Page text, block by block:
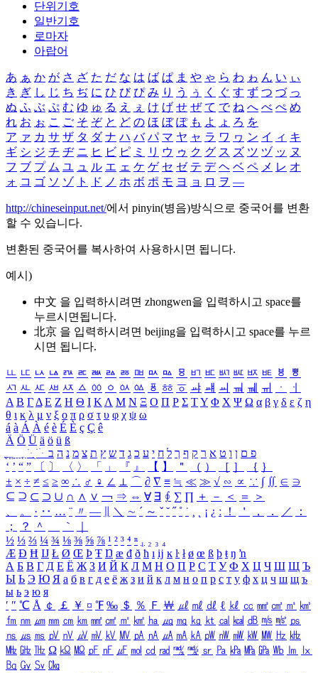
단위기호
일반기호
로마자
아랍어
あ ぁ か が さ ざ た だ な は ば ぱ ま や ゃ ら わ ゎ ん い ぃ
き ぎ し じ ち ぢ に ひ び ぴ み り う ぅ く ぐ す ず つ づ っ
ぬ ふ ぶ ぷ む ゆ ゅ る え ぇ け げ せ ぜ て で ね へ べ ぺ め
れ お ぉ こ ご そ ぞ と ど の ほ ぼ ぽ も よ ょ ろ を
ア ァ カ サ ザ タ ダ ナ ハ バ パ マ ヤ ャ ラ ワ ヮ ン イ ィ キ
ギ シ ジ チ ヂ ニ ヒ ビ ピ ミ リ ウ ゥ ク グ ス ズ ツ ヅ ッ ヌ
フ ブ プ ム ユ ュ ル エ ェ ケ ゲ セ ゼ テ デ ヘ ベ ペ メ レ オ
ォ コ ゴ ソ ゾ ト ド ノ ホ ボ ポ モ ヨ ョ ロ ヲ ―
http://chineseinput.net/에서 pinyin(병음)방식으로 중국어를 변환
할 수 있습니다.
변환된 중국어를 복사하여 사용하시면 됩니다.
예시)
中文 을 입력하시려면 zhongwen을 입력하시고 space를
누르시면됩니다.
北京 을 입력하시려면 beijing을 입력하시고 space를 누르
시면 됩니다.
ㅥ ㅦ ㅧ ㅨ ㅩ ㅪ ㅫ ㅬ ㅭ ㅮ ㅯ ㅰ ㅱ ㅲ ㅳ ㅴ ㅵ ㅶ ㅷ ㅸ
ㅹ
ㅺ ㅻ ㅼ ㅽ ㅾ ㅿ ㆀ ㆁ ㆂ ㆃ ㆄ ㆅ ㆆ ㆇ ㆈ ㆉ ㆊ ㆋ ㆌ ㆍ
ㆎ
Α Β ΓΔ Ε Ζ Η Θ Ι ΚΛ Μ Ν Ξ Ο Π Ρ Σ ΤΥ Φ Χ Ψ Ω α β γ δ ε ζ η
θ ι κ λ μ ν ξ ο π ρ σ τ υ φ χ ψ ω
á à Á À é è É È ç Ç ê
Ä Ö Ü ä ö ü ß
ִֶֹ ֻּ ׁׂ פ ם ן ו ט א ר ק ף ך ל ח י ע כ ג ד ש ץ ת צ מ נ ה ב
‘ ’ “ ” 〔 〕 〈 〉 「 」 『 』 【 】 ＂ （ ） ［ ］ ｛ ｝
± × ÷ ≠ ≤ ≥ ∞ ∴ ♂ ♀ ∠ ⊥ ⌒ ∂ ∇ ≡ ≒ ≪ ≫ √ ∽ ∝ ∵ ∫ ∬ ∈ ∋
⊆ ⊇ ⊂ ⊃ ∪ ∩ ∧ ∨ ￢ ⇒ ⇔ ∀ ∃ ∮ ∑ ∏ ＋ － ＜ ＝
＞
、
。 · ‥ … ¨ 〃 ― ＼ ∼ ´ ～ ˇ ˘ ˝ ˚ ˙ ¸ ¡ ¿ ː ！ ＇ ， ． ／
：
；
？ ＾ ｀
½ ⅓ ⅔ ¼ ¾ ⅛ ⅜ ⅝ ⅞ ¹ ² ³ ⁴ ⁿ ₁ ₂ ₃ ₄
Æ Ð Ħ Ĳ Ł Ø Œ Þ Ŧ Ŋ æ đ ð ħ ı ĳ ĸ ŀ ł ø œ ß þ ŧ ŋ ŉ
А Б В Г Д Е Ё Ж З И Й К Л М Н О П Р С Т У Ф Х Ц Ч Ш Щ Ъ
Ы Ь Э Ю Я а б в г д е ё ж з и й к л м н о п р с т у ф х ц ч ш щ ъ
ы ь э ю я
′ ″ ℃ Å ￠ ￡ ￥ ¤ ℉ ‰ ＄ ％ Ｆ ￦ ㎕ ㎖ ㎗ ℓ ㎘ ㏄ ㎣ ㎤ ㎥ ㎦
㎙ ㎚ ㎛ ㎜ ㎝ ㎞ ㎟ ㎠ ㎡ ㎢ ㏊ ㎍ ㎎ ㎏ ㏏ ㎈ ㎉ ㏈ ㎧ ㎨ ㎰
㎱ ㎲ ㎳ ㎴ ㎵ ㎶ ㎷ ㎸ ㎹ ㎀ ㎁ ㎂ ㎃ ㎄ ㎺ ㎻ ㎽ ㎾ ㎿ ㎐ ㎑
㎒ ㎓ ㎔ Ω ㏀ ㏁ ㎊ ㎋ ㎌ ㏖ ㏅ ㎭ ㎮ ㎯ ㏛ ㎩ ㎪ ㎫ ㎬ ㏝ ㏐
㏓
㏃ ㏉ ㏜ ㏆